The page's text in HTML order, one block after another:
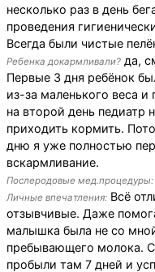
несколько раз в день
проведения
Всегда были чистые
Ребенка докармливали? да,
Первые 3 дня ребёнок
из-за маленького веса
на второй день педиатр
приходить кормить.
дню я уже полностью
вскармливание.
Послеродовые мед.процедуры:
Личные впечатления: Всё
отзывчивые. Даже
малышка была не со
пребывающего молока.
пробыли там 7 дней и